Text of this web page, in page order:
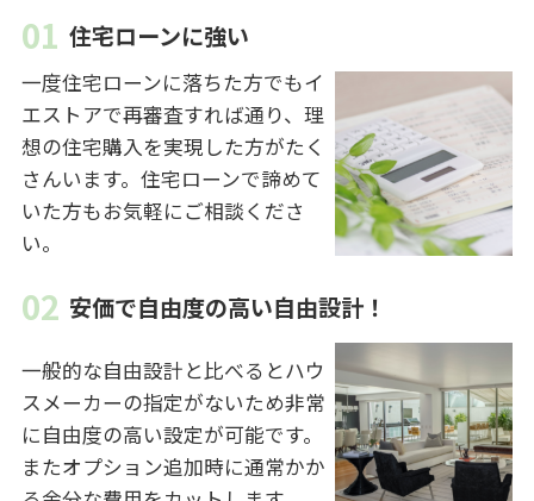
住宅ローンに強い
一度住宅ローンに落ちた方でもイ
エストアで再審査すれば通り、理
想の住宅購入を実現した方がたく
さんいます。住宅ローンで諦めて
いた方もお気軽にご相談くださ
い。
安価で自由度の高い自由設計！
一般的な自由設計と比べるとハウ
スメーカーの指定がないため非常
に自由度の高い設定が可能です。
またオプション追加時に通常かか